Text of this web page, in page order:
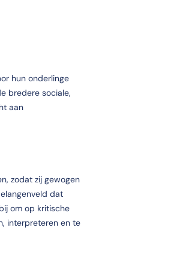
hun onderlinge
bredere sociale,
aan
zodat zij gewogen
dat
om op kritische
interpreteren en te